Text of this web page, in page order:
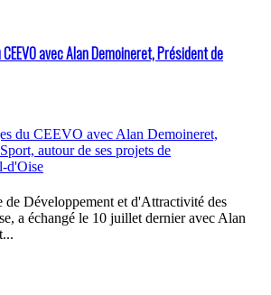
avec Alan Demoineret, Président de
Développement et d'Attractivité des
a échangé le 10 juillet dernier avec Alan